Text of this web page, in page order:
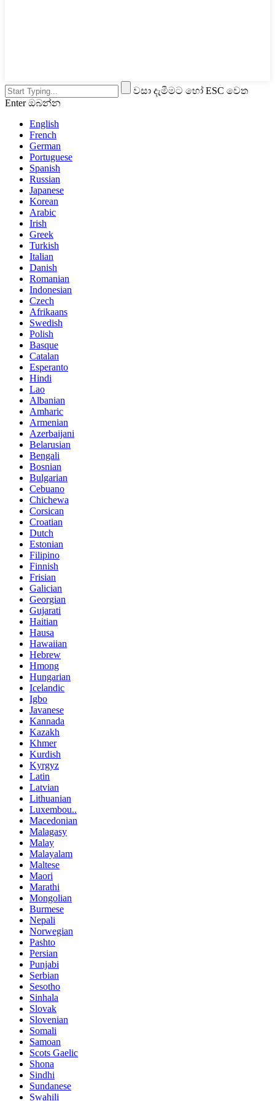
වසා දැමීමට හෝ ESC වෙත
Enter ඔබන්න
English
French
German
Portuguese
Spanish
Russian
Japanese
Korean
Arabic
Irish
Greek
Turkish
Italian
Danish
Romanian
Indonesian
Czech
Afrikaans
Swedish
Polish
Basque
Catalan
Esperanto
Hindi
Lao
Albanian
Amharic
Armenian
Azerbaijani
Belarusian
Bengali
Bosnian
Bulgarian
Cebuano
Chichewa
Corsican
Croatian
Dutch
Estonian
Filipino
Finnish
Frisian
Galician
Georgian
Gujarati
Haitian
Hausa
Hawaiian
Hebrew
Hmong
Hungarian
Icelandic
Igbo
Javanese
Kannada
Kazakh
Khmer
Kurdish
Kyrgyz
Latin
Latvian
Lithuanian
Luxembou..
Macedonian
Malagasy
Malay
Malayalam
Maltese
Maori
Marathi
Mongolian
Burmese
Nepali
Norwegian
Pashto
Persian
Punjabi
Serbian
Sesotho
Sinhala
Slovak
Slovenian
Somali
Samoan
Scots Gaelic
Shona
Sindhi
Sundanese
Swahili